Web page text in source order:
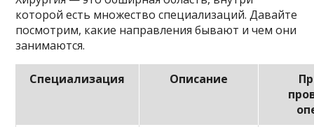
которой есть множество специализаций. Давайте
посмотрим, какие направления бывают и чем они
занимаются.
Специализация Описание